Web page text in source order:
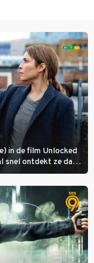
in de film Unlocked
snel ontdekt ze dat
heeft.